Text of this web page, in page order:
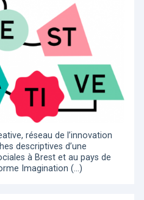
réseau de l’innovation
descriptives d’une
à Brest et au pays de
Imagination (…)